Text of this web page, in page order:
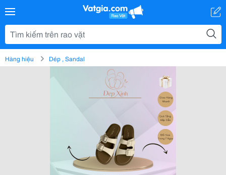
Hàng hiệu Dép , Sandal